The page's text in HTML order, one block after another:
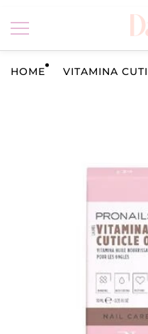
uto
HOME VITAMINA